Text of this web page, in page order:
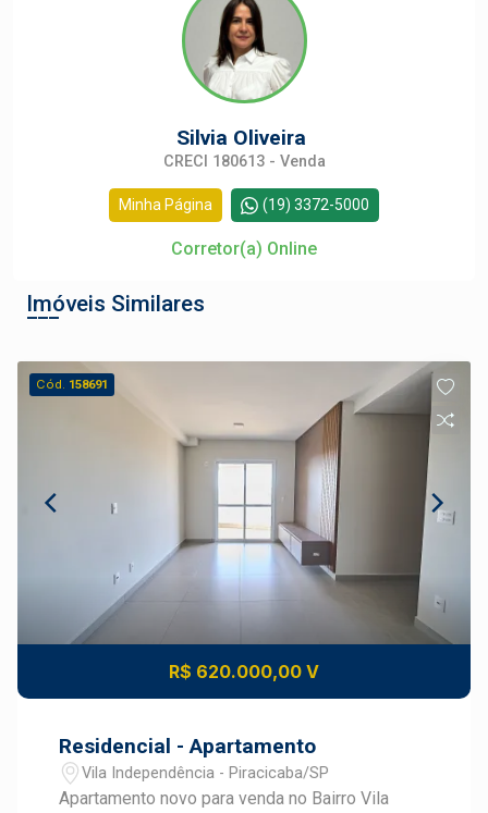
Silvia Oliveira
CRECI 180613 - Venda
Minha Página (19) 3372-5000
Corretor(a) Online
Imóveis Similares
Cód. 158691
R$ 620.000,00 V
Residencial - Apartamento
Vila Independência - Piracicaba/SP
Apartamento novo para venda no Bairro Vila